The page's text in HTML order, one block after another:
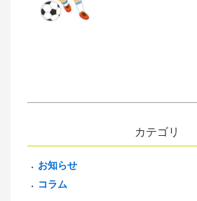
カテゴリ
お知らせ
コラム